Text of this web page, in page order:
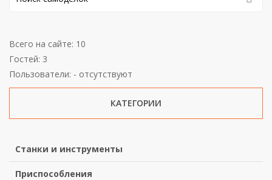
Всего на сайте: 10
Гостей: 3
Пользователи: - отсутствуют
КАТЕГОРИИ
Станки и инструменты
Приспособления